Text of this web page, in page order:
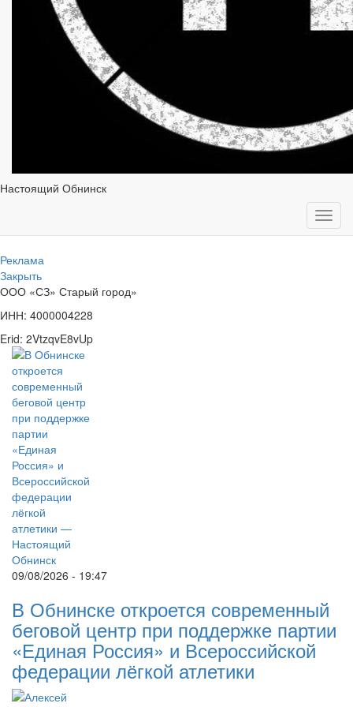
Настоящий Обнинск
Реклама
Закрыть
ООО «СЗ» Старый город»
ИНН: 4000004228
Erid: 2VtzqvE8vUp
09/08/2026 - 19:47
В Обнинске откроется современный
беговой центр при поддержке партии
«Единая Россия» и Всероссийской
федерации лёгкой атлетики